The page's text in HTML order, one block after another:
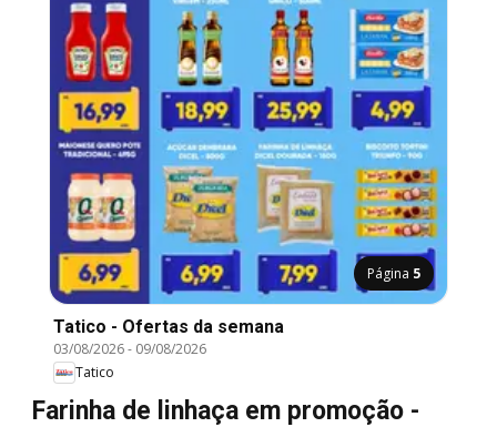
Página 5
Tatico - Ofertas da semana
03/08/2026- 09/08/2026
Tatico
Farinha de linhaça em promoção -